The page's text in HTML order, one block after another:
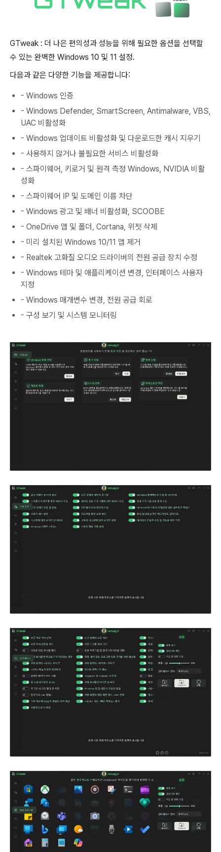
GTweak : 더 나은 편의성과 성능을 위해 필요한 옵션을 선택할
수 있는 완벽한 Windows 10 및 11 설정.
다음과 같은 다양한 기능을 제공합니다:
- Windows 인증
- Windows Defender, SmartScreen, Antimalware, VBS,
UAC 비활성화
- Windows 업데이트 비활성화 및 다운로드한 캐시 지우기
- 사용하지 않거나 불필요한 서비스 비활성화
- 스파이웨어, 키로거 및 원격 측정 Windows, NVIDIA 비활
성화
- 스파이웨어 IP 및 도메인 이름 차단
- Windows 광고 및 배너 비활성화, SCOOBE
- OneDrive 앱 및 폴더, Cortana, 위젯 삭제
- 미리 설치된 Windows 10/11 앱 제거
- Realtek 고화질 오디오 드라이버의 전원 공급 장치 수정
- Windows 테마 및 애플리케이션 변경, 인터페이스 사용자
지정
- Windows 매개변수 변경, 전원 공급 회로
- 구성 보기 및 시스템 모니터링